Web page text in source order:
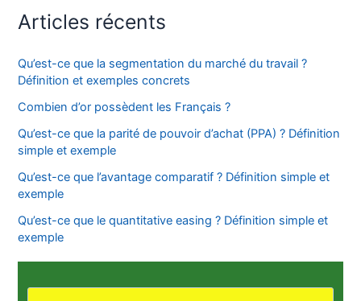
Articles récents
Qu’est-ce que la segmentation du marché du travail ?
Définition et exemples concrets
Combien d’or possèdent les Français ?
Qu’est-ce que la parité de pouvoir d’achat (PPA) ? Définition
simple et exemple
Qu’est-ce que l’avantage comparatif ? Définition simple et
exemple
Qu’est-ce que le quantitative easing ? Définition simple et
exemple